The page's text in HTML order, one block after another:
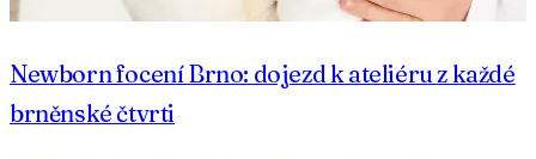
Newborn focení Brno: dojezd k ateliéru z každé
brněnské čtvrti